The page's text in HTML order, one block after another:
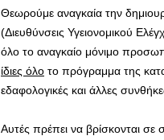
Θεωρούμε αναγκαία την
(Διευθύνσεις Υγειονομικού
όλο το αναγκαίο μόνιμο
ίδιες όλο το πρόγραμμα της
εδαφολογικές και άλλες
Αυτές πρέπει να βρίσκονται σε